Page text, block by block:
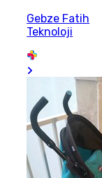
Gebze Fatih
Teknoloji